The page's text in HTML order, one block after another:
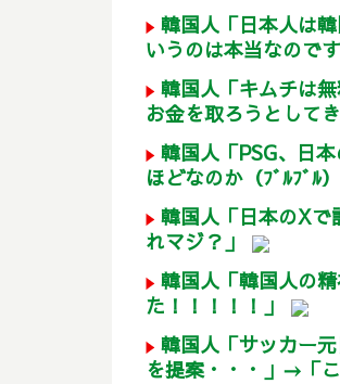
韓国人「日本人は
いうのは本当なので
韓国人「キムチは
お金を取ろうとして
韓国人「PSG、日
ほどなのか（ﾌﾞﾙﾌﾞﾙ
韓国人「日本のX
れマジ？」
韓国人「韓国人の
た！！！！！」
韓国人「サッカー
を提案・・・」→「